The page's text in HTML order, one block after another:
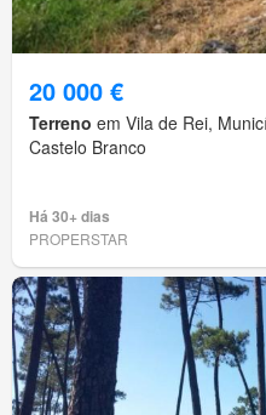
20 000 €
Terreno em Vila de Rei,
Castelo Branco
Há 30+ dias
PROPERSTAR